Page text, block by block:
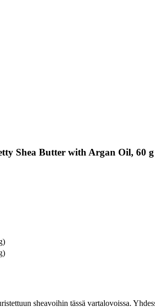
Shea Butter with Argan Oil, 60 g
sheavoihin tässä vartalovoissa.